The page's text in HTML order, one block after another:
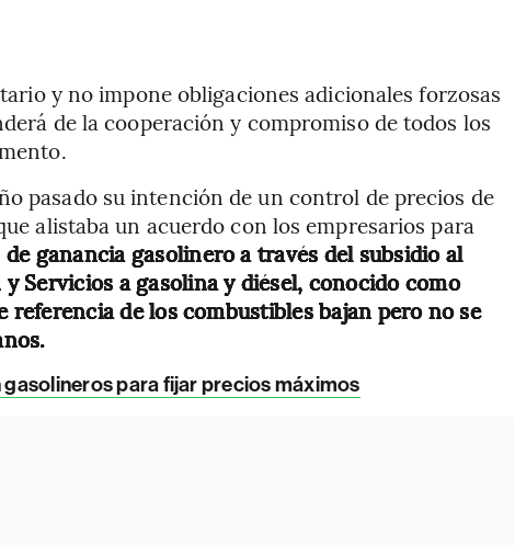
y no impone obligaciones adicionales forzosas
de la cooperación y compromiso de todos los
pasado su intención de un control de precios de
alistaba un acuerdo con los empresarios para
ganancia gasolinero a través del subsidio al
Servicios a gasolina y diésel, conocido como
de los combustibles bajan pero no se
para fijar precios máximos